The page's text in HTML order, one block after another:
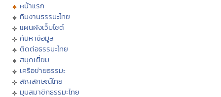
หน้าแรก
ทีมงานธรรมะไทย
แผนผังเว็บไซต์
ค้นหาข้อมูล
ติดต่อธรรมะไทย
สมุดเยี่ยม
เครือข่ายธรรมะ
สัญลักษณ์ไทย
มุมสมาชิกธรรมะไทย